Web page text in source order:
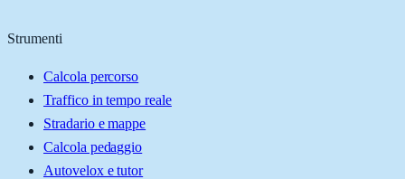
Strumenti
Calcola percorso
Traffico in tempo reale
Stradario e mappe
Calcola pedaggio
Autovelox e tutor